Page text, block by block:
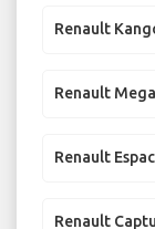
Renault
Renault
Renault
Renault